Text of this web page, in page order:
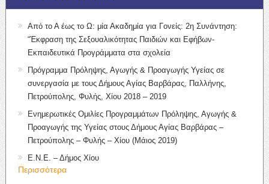
Από το Α έως το Ω: μία Ακαδημία για Γονείς: 2η Συνάντηση:
“Έκφραση της Σεξουαλικότητας Παιδιών και Εφήβων-
Εκπαιδευτικά Προγράμματα στα σχολεία
Πρόγραμμα Πρόληψης, Αγωγής & Προαγωγής Υγείας σε
συνεργασία με τους Δήμους Αγίας Βαρβάρας, Παλλήνης,
Πετρούπολης, Φυλής, Χίου 2018 – 2019
Ενημερωτικές Ομιλίες Προγραμμάτων Πρόληψης, Αγωγής &
Προαγωγής της Υγείας στους Δήμους Αγίας Βαρβάρας –
Πετρούπολης – Φυλής – Χίου (Μάιος 2019)
Ε.Ν.Ε. – Δήμος Χίου
Περισσότερα